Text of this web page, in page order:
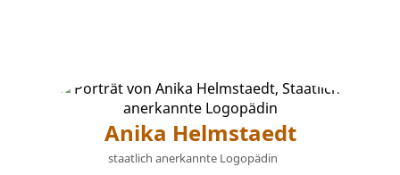
Anika Helmstaedt
staatlich anerkannte Logopädin